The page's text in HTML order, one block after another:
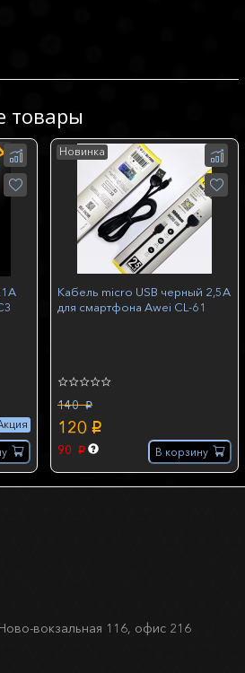
товары
Новинка
Кабель micro USB черный 2,5A
для смартфона Awei CL-61
140 p
120 p
90 p В корзину
вокзальная 116, офис 216